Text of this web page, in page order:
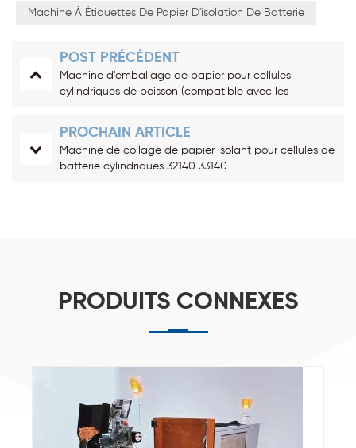
Machine À Étiquettes De Papier D'isolation De Batterie
POST PRÉCÉDENT
Machine d'emballage de papier pour cellules
cylindriques de poisson (compatible avec les
PROCHAIN ARTICLE
Machine de collage de papier isolant pour cellules de
batterie cylindriques 32140 33140
PRODUITS CONNEXES